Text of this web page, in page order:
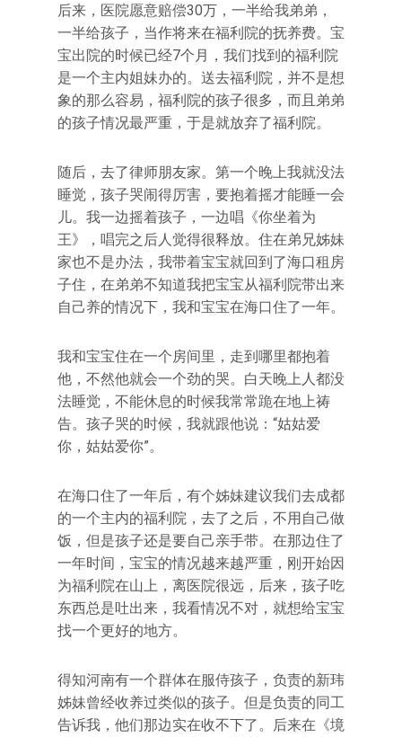
后来，医院愿意赔偿30万，一半给我弟弟，
一半给孩子，当作将来在福利院的抚养费。宝
宝出院的时候已经7个月，我们找到的福利院
是一个主内姐妹办的。送去福利院，并不是想
象的那么容易，福利院的孩子很多，而且弟弟
的孩子情况最严重，于是就放弃了福利院。
随后，去了律师朋友家。第一个晚上我就没法
睡觉，孩子哭闹得厉害，要抱着摇才能睡一会
儿。我一边摇着孩子，一边唱《你坐着为
王》，唱完之后人觉得很释放。住在弟兄姊妹
家也不是办法，我带着宝宝就回到了海口租房
子住，在弟弟不知道我把宝宝从福利院带出来
自己养的情况下，我和宝宝在海口住了一年。
我和宝宝住在一个房间里，走到哪里都抱着
他，不然他就会一个劲的哭。白天晚上人都没
法睡觉，不能休息的时候我常常跪在地上祷
告。孩子哭的时候，我就跟他说：“姑姑爱
你，姑姑爱你”。
在海口住了一年后，有个姊妹建议我们去成都
的一个主内的福利院，去了之后，不用自己做
饭，但是孩子还是要自己亲手带。在那边住了
一年时间，宝宝的情况越来越严重，刚开始因
为福利院在山上，离医院很远，后来，孩子吃
东西总是吐出来，我看情况不对，就想给宝宝
找一个更好的地方。
得知河南有一个群体在服侍孩子，负责的新玮
姊妹曾经收养过类似的孩子。但是负责的同工
告诉我，他们那边实在收不下了。后来在《境